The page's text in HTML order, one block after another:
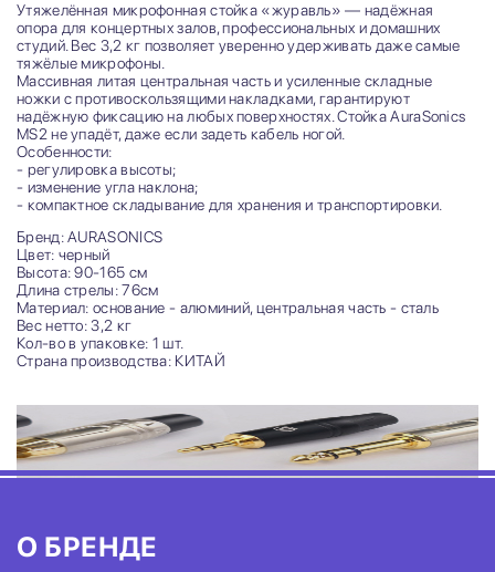
Утяжелённая микрофонная стойка «журавль» — надёжная
опора для концертных залов, профессиональных и домашних
студий. Вес 3,2 кг позволяет уверенно удерживать даже самые
тяжёлые микрофоны.
Массивная литая центральная часть и усиленные складные
ножки с противоскользящими накладками, гарантируют
надёжную фиксацию на любых поверхностях. Стойка AuraSonics
MS2 не упадёт, даже если задеть кабель ногой.
Особенности:
- регулировка высоты;
- изменение угла наклона;
- компактное складывание для хранения и транспортировки.
Бренд: AURASONICS
Цвет: черный
Высота: 90-165 см
Длина стрелы: 76см
Материал: основание - алюминий, центральная часть - сталь
Вес нетто: 3,2 кг
Кол-во в упаковке: 1 шт.
Страна производства: КИТАЙ
О БРЕНДЕ